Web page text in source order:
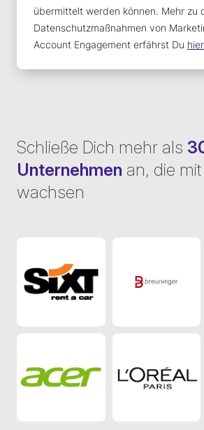
Schließe Dich mehr als
Unternehmen an, die
wachsen
Sixt DE
Acer Loreal